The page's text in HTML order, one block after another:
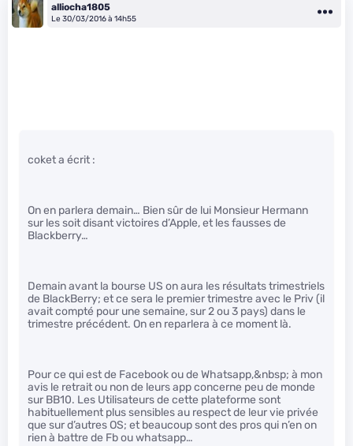
alliocha1805
Le 30/03/2016 à 14h55
coket a écrit :
On en parlera demain… Bien sûr de lui Monsieur Hermann
sur les soit disant victoires d’Apple, et les fausses de
Blackberry…
Demain avant la bourse US on aura les résultats trimestriels
de BlackBerry; et ce sera le premier trimestre avec le Priv (il
avait compté pour une semaine, sur 2 ou 3 pays) dans le
trimestre précédent. On en reparlera à ce moment là.
Pour ce qui est de Facebook ou de Whatsapp,&nbsp; à mon
avis le retrait ou non de leurs app concerne peu de monde
sur BB10. Les Utilisateurs de cette plateforme sont
habituellement plus sensibles au respect de leur vie privée
que sur d’autres OS; et beaucoup sont des pros qui n’en on
rien à battre de Fb ou whatsapp…